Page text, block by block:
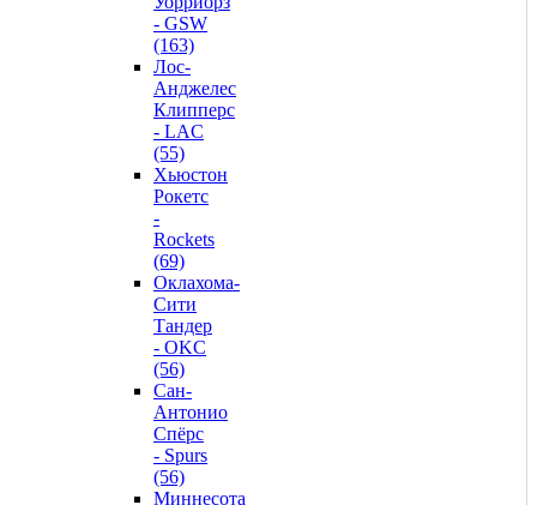
- GSW
(163)
Лос-
Анджелес
Клипперс
- LAC
(55)
Хьюстон
Рокетс
-
Rockets
(69)
Оклахома-
Сити
Тандер
- OKC
(56)
Сан-
Антонио
Спёрс
- Spurs
(56)
Миннесота